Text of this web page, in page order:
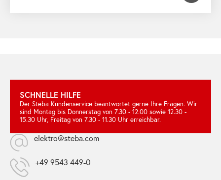
SCHNELLE HILFE
Der Steba Kundenservice beantwortet gerne Ihre Fragen. Wir
sind Montag bis Donnerstag von 7.30 - 12.00 sowie 12.30 -
15.30 Uhr, Freitag von 7.30 - 11.30 Uhr erreichbar.
elektro@steba.com
+49 9543 449-0